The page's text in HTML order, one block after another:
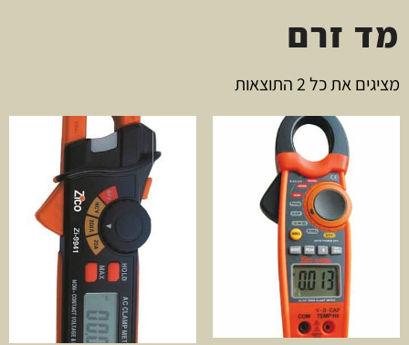
מד זרם
מציגים את כל ⁦2⁩ התוצאות